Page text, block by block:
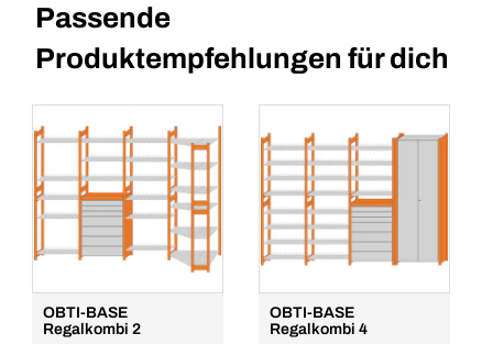
Passende
Produktempfehlungen für dich
OBTI-BASE
Regalkombi 2
OBTI-BASE
Regalkombi 4